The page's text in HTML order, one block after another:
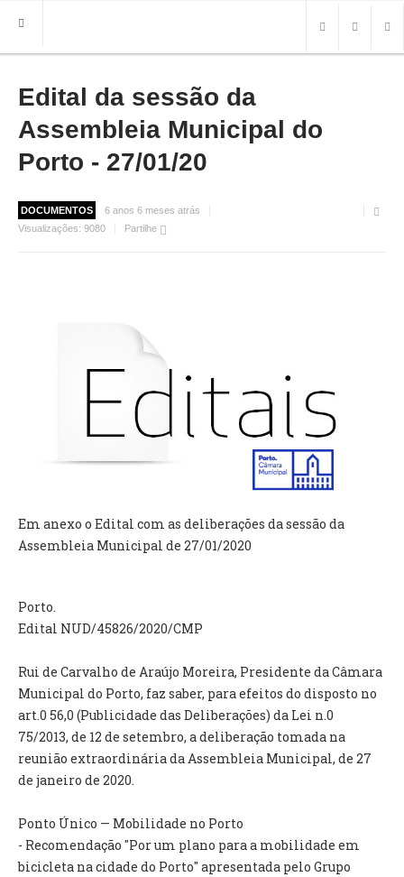
HOME
FREGUESIA
INFO
MAPA
ROTEIRO TURÍSTICO
PRESIDENTE
GRAVAÇÕES DAS REUNIÕES PÚBLICAS DO EXECUTIVO
ATAS E DOCUMENTOS DA ASSEMBLEIA
EDITAIS
REGULAMENTOS E TAXAS
RELATÓRIO E CONTAS
CÓDIGO DE CONDUTA
Edital da sessão da
Assembleia Municipal do
Porto - 27/01/20
DOCUMENTOS
6 anos 6 meses atrás
Visualizações: 9080 Partilhe
Em anexo o Edital com as deliberações da sessão da
Assembleia Municipal de 27/01/2020
Porto.
Edital NUD/45826/2020/CMP
Rui de Carvalho de Araújo Moreira, Presidente da Câmara
Municipal do Porto, faz saber, para efeitos do disposto no
art.0 56,0 (Publicidade das Deliberações) da Lei n.0
75/2013, de 12 de setembro, a deliberação tomada na
reunião extraordinária da Assembleia Municipal, de 27
de janeiro de 2020.
Ponto Único — Mobilidade no Porto
- Recomendação "Por um plano para a mobilidade em
bicicleta na cidade do Porto" apresentada pelo Grupo